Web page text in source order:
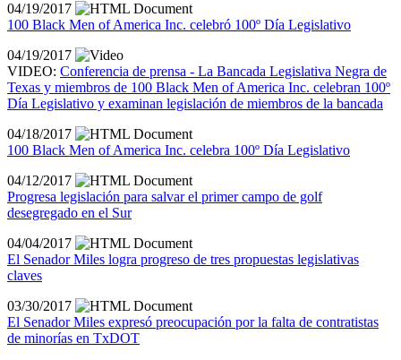
04/19/2017
100 Black Men of America Inc. celebró 100º Día Legislativo
04/19/2017
VIDEO: Conferencia de prensa - La Bancada Legislativa Negra de
Texas y miembros de 100 Black Men of America Inc. celebran 100º
Día Legislativo y examinan legislación de miembros de la bancada
04/18/2017
100 Black Men of America Inc. celebra 100º Día Legislativo
04/12/2017
Progresa legislación para salvar el primer campo de golf
desegregado en el Sur
04/04/2017
El Senador Miles logra progreso de tres propuestas legislativas
claves
03/30/2017
El Senador Miles expresó preocupación por la falta de contratistas
de minorías en TxDOT